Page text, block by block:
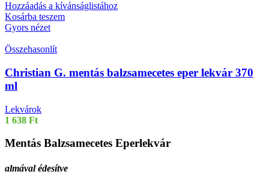
Hozzáadás a kívánságlistához
Kosárba teszem
Gyors nézet
Összehasonlít
Christian G. mentás balzsamecetes eper lekvár 370
ml
Lekvárok
1 638 Ft
Mentás Balzsamecetes Eperlekvár
almával édesítve